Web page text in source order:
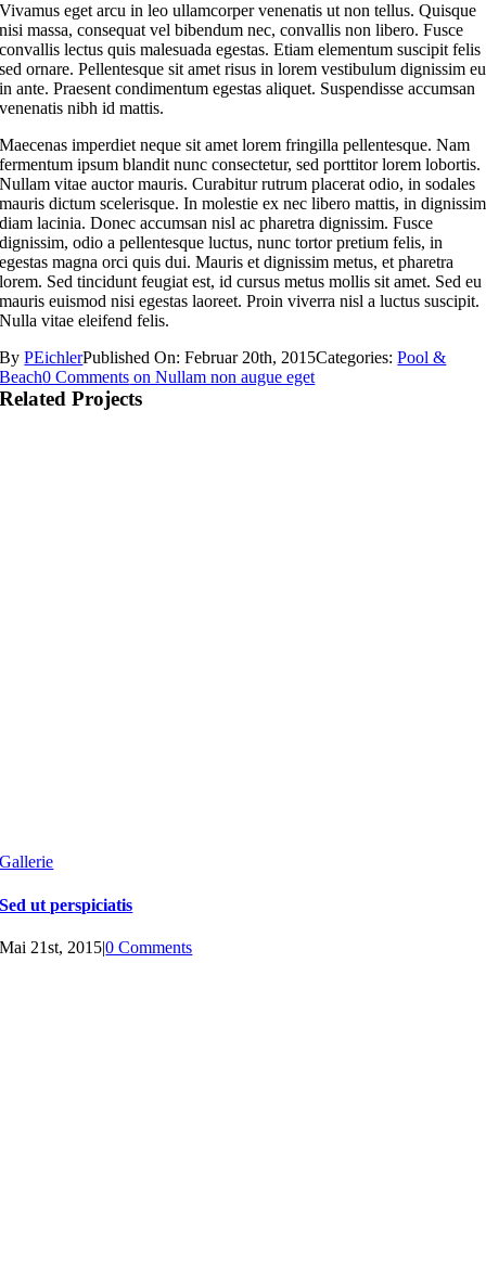
Vivamus eget arcu in leo ullamcorper venenatis ut non tellus. Quisque
nisi massa, consequat vel bibendum nec, convallis non libero. Fusce
convallis lectus quis malesuada egestas. Etiam elementum suscipit felis
sed ornare. Pellentesque sit amet risus in lorem vestibulum dignissim eu
in ante. Praesent condimentum egestas aliquet. Suspendisse accumsan
venenatis nibh id mattis.
Maecenas imperdiet neque sit amet lorem fringilla pellentesque. Nam
fermentum ipsum blandit nunc consectetur, sed porttitor lorem lobortis.
Nullam vitae auctor mauris. Curabitur rutrum placerat odio, in sodales
mauris dictum scelerisque. In molestie ex nec libero mattis, in dignissim
diam lacinia. Donec accumsan nisl ac pharetra dignissim. Fusce
dignissim, odio a pellentesque luctus, nunc tortor pretium felis, in
egestas magna orci quis dui. Mauris et dignissim metus, et pharetra
lorem. Sed tincidunt feugiat est, id cursus metus mollis sit amet. Sed eu
mauris euismod nisi egestas laoreet. Proin viverra nisl a luctus suscipit.
Nulla vitae eleifend felis.
ByPEichlerPublished On: Februar 20th, 2015Categories:Pool &
Beach0 Comments on Nullam non augue eget
Related Projects
Gallerie
Sed ut perspiciatis
Mai 21st, 2015|0 Comments